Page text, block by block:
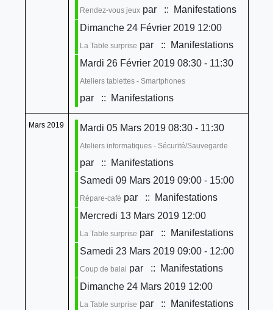
Rendez-vous jeuxpar
:: Manifestations
Dimanche 24 Février 2019 12:00
La Table surprise par
:: Manifestations
Mardi 26 Février 2019 08:30 - 11:30
Ateliers tablettes - Smartphones
par :: Manifestations
Mars 2019 Mardi 05 Mars 2019 08:30 - 11:30
Ateliers informatiques - Sécurité/Sauvegarde
par
:: Manifestations
Samedi 09 Mars 2019 09:00 - 15:00
Répare-café par
:: Manifestations
Mercredi 13 Mars 2019 12:00
La Table surprise par
:: Manifestations
Samedi 23 Mars 2019 09:00 - 12:00
Coup de balai par
:: Manifestations
Dimanche 24 Mars 2019 12:00
La Table surprise par
:: Manifestations